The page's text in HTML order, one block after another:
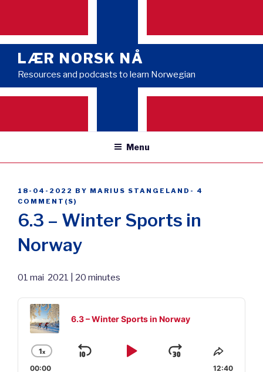
content
LÆR NORSK NÅ
Resources and podcasts to learn Norwegian
Menu
POSTED
ON
18-04-2022 BY MARIUS STANGELAND - 4
COMMENT(S)
6.3 – Winter Sports in
Norway
01 mai 2021 | 20 minutes
Audio
Player
6.3 – Winter Sports in Norway
Change
Playback
1x
Skip
Play
JumpShare
This
00:00 12:40